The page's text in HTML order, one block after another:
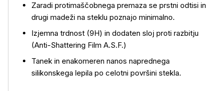
Zaradi protimaščobnega premaza se prstni odtisi in
drugi madeži na steklu poznajo minimalno.
Izjemna trdnost (9H) in dodaten sloj proti razbitju
(Anti-Shattering Film A.S.F.)
Tanek in enakomeren nanos naprednega
silikonskega lepila po celotni površini stekla.